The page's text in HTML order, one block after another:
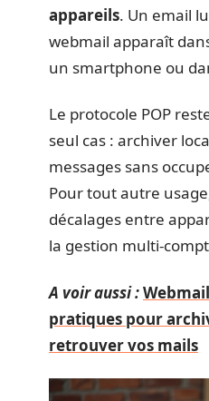
appareils. Un email
webmail apparaît
un smartphone ou
Le protocole POP
seul cas : archiver
messages sans
Pour tout autre
décalages entre
la gestion multi-
A voir aussi :
pratiques pour
retrouver vos mails